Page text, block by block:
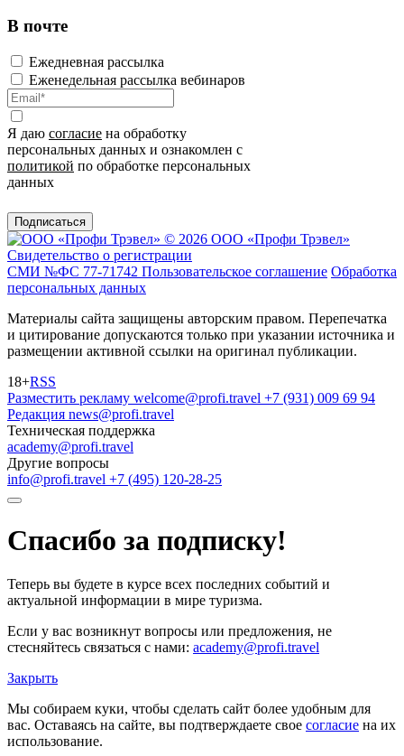
В почте
Ежедневная рассылка
Еженедельная рассылка вебинаров
Я даю согласие на обработку
персональных данных и ознакомлен с
политикой по обработке персональных
данных
Подписаться
© 2026 ООО «Профи Трэвeл»
Свидетельство о регистрации
СМИ №ФС 77-71742 Пользовательское соглашение Обработка
персональных данных
Материалы сайта защищены авторским правом. Перепечатка
и цитирование допускаются только при указании источника и
размещении активной ссылки на оригинал публикации.
18+RSS
Разместить рекламу welcome@profi.travel +7 (931) 009 69 94
Редакция news@profi.travel
Техническая поддержка
academy@profi.travel
Другие вопросы
info@profi.travel +7 (495) 120-28-25
Спасибо за подписку!
Теперь вы будете в курсе всех последних событий и
актуальной информации в мире туризма.
Если у вас возникнут вопросы или предложения, не
стесняйтесь связаться с нами: academy@profi.travel
Закрыть
Мы собираем куки, чтобы сделать сайт более удобным для
вас. Оставаясь на сайте, вы подтверждаете свое согласие на их
использование.